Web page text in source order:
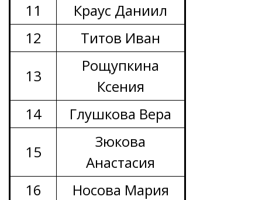
11
Краус Даниил
12
Титов Иван
13
Рощупкина
Ксения
14
Глушкова Вера
15
Зюкова
Анастасия
16
Носова Мария